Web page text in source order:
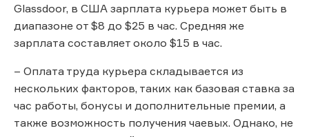
Glassdoor, в США зарплата курьера может быть в
диапазоне от $8 до $25 в час. Средняя же
зарплата составляет около $15 в час.
– Оплата труда курьера складывается из
нескольких факторов, таких как базовая ставка за
час работы, бонусы и дополнительные премии, а
также возможность получения чаевых. Однако, не